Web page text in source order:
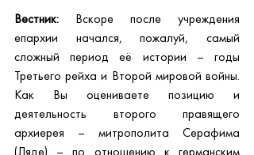
Вестник: Вскоре после учреждения
епархии начался, пожалуй, самый
сложный период её истории – годы
Третьего рейха и Второй мировой войны.
Как Вы оцениваете позицию и
деятельность второго правящего
архиерея – митрополита Серафима
(Ляде) – по отношению к германским